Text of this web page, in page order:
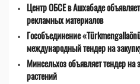
Центр ОБСЕ в Ашхабаде
рекламных материалов
Гособъединение
международный тендер на
Минсельхоз объявляет тендер на
растений